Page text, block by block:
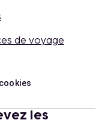
de voyage
les